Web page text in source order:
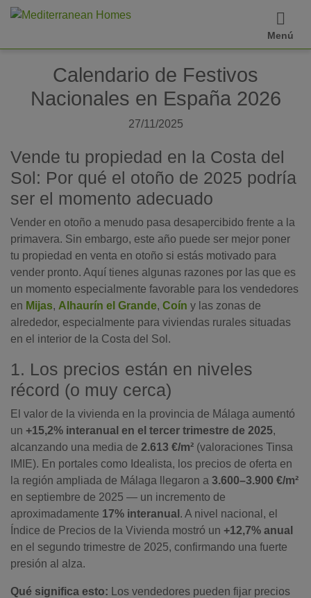
Menú
Calendario de Festivos
Nacionales en España 2026
27/11/2025
Vende tu propiedad en la Costa del
Sol: Por qué el otoño de 2025 podría
ser el momento adecuado
Vender en otoño a menudo pasa desapercibido frente a la
primavera. Sin embargo, este año puede ser mejor poner
tu propiedad en venta en otoño si estás motivado para
vender pronto. Aquí tienes algunas razones por las que es
un momento especialmente favorable para los vendedores
en Mijas, Alhaurín el Grande, Coín y las zonas de
alrededor, especialmente para viviendas rurales situadas
en el interior de la Costa del Sol.
1. Los precios están en niveles
récord (o muy cerca)
El valor de la vivienda en la provincia de Málaga aumentó
un +15,2% interanual en el tercer trimestre de 2025,
alcanzando una media de 2.613 €/m² (valoraciones Tinsa
IMIE). En portales como Idealista, los precios de oferta en
la región ampliada de Málaga llegaron a 3.600–3.900 €/m²
en septiembre de 2025 — un incremento de
aproximadamente 17% interanual . A nivel nacional, el
Índice de Precios de la Vivienda mostró un +12,7% anual
en el segundo trimestre de 2025, confirmando una fuerte
presión al alza.
Qué significa esto: Los vendedores pueden fijar precios